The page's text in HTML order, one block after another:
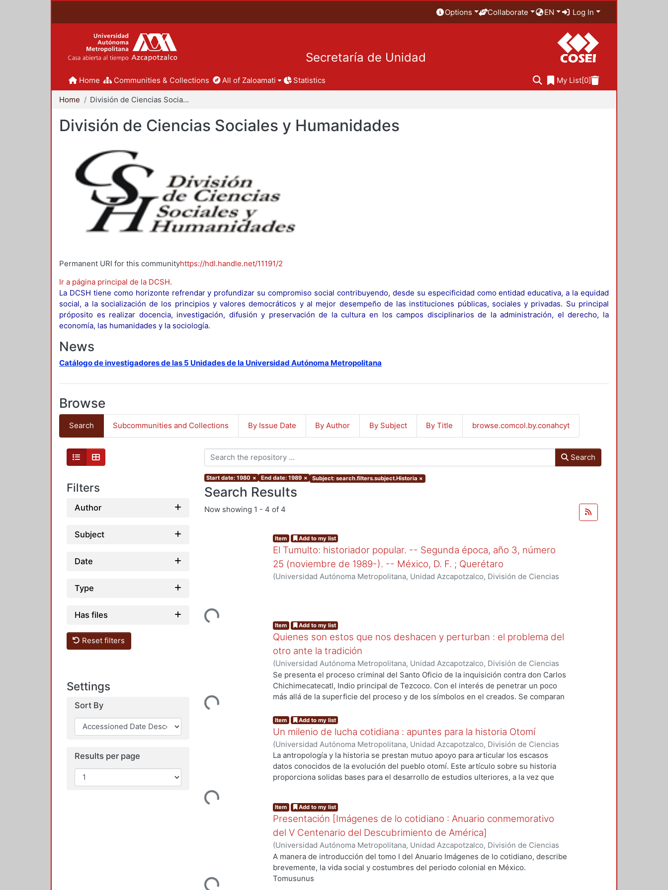
Options Collaborate EN Log In
Secretaría de Unidad
Home Communities & Collections All of Zaloamati Statistics My List[0]
Home División de Ciencias Sociales y Humanidades
División de Ciencias Sociales y Humanidades
Permanent URI for this communityhttps://hdl.handle.net/11191/2
Ir a página principal de la DCSH.
La DCSH tiene como horizonte refrendar y profundizar su compromiso social contribuyendo, desde su especificidad como entidad educativa, a la equidad
social, a la socialización de los principios y valores democráticos y al mejor desempeño de las instituciones públicas, sociales y privadas. Su principal
próposito es realizar docencia, investigación, difusión y preservación de la cultura en los campos disciplinarios de la administración, el derecho, la
economía, las humanidades y la sociología.
News
Catálogo de investigadores de las 5 Unidades de la Universidad Autónoma Metropolitana
Browse
Search Subcommunities and Collections By Issue Date By Author By Subject By Title browse.comcol.by.conahcyt
Filters
Author
Subject
Date
Type
Has files
Reset filters
Settings
Sort By
Results per page
Search
Start date: 1980 × End date: 1989 × Subject: search.filters.subject.Historia ×
Search Results
Now showing 1 - 4 of 4
Loading...
Item Add to my list
El Tumulto: historiador popular. -- Segunda época, año 3, número
25 (noviembre de 1989-). -- México, D. F. ; Querétaro
(Universidad Autónoma Metropolitana, Unidad Azcapotzalco, División de Ciencias
Loading...
Item Add to my list
Quienes son estos que nos deshacen y perturban : el problema del
otro ante la tradición
(Universidad Autónoma Metropolitana, Unidad Azcapotzalco, División de Ciencias
Sociales y Humanidades, Departamento de Humanidades, Área de Historia de
México,1989)Pappe Willenegger, Silvia
Se presenta el proceso criminal del Santo Oficio de la inquisición contra don Carlos
Chichimecatecatl, Indio principal de Tezcoco. Con el interés de penetrar un poco
más allá de la superficie del proceso y de los símbolos en el creados. Se comparan
conquistadores y colonizadores de la Nueva España. Se revisan aquí algunos
elementos de la visión del mundo y de las pretensiones de cada una de las partes.
La personalidad de don Carlos aparece como fruto del conflicto entre dos
tradiciones y dos formas de vida. Lo que él pretende es que las conquistas no
modifiquen la estructura de la sociedad y que la vida cotidiana conserve sus
tradiciones.Tomusunus
Loading...
Item Add to my list
Un milenio de lucha cotidiana : apuntes para la historia Otomí
(Universidad Autónoma Metropolitana, Unidad Azcapotzalco, División de Ciencias
Sociales y Humanidades, Departamento de Humanidades, Área de Historia de
México,1989)Escalante, Pablo
La antropología y la historia se prestan mutuo apoyo para articular los escasos
datos conocidos de la evolución del pueblo otomí. Este artículo sobre su historia
proporciona solidas bases para el desarrollo de estudios ulteriores, a la vez que
mujeres de Axacuba. Tomusunus
Loading...
Item Add to my list
Presentación [Imágenes de lo cotidiano : Anuario conmemorativo
del V Centenario del Descubrimiento de América]
(Universidad Autónoma Metropolitana, Unidad Azcapotzalco, División de Ciencias
Sociales y Humanidades, Departamento de Humanidades, Área de Historia de
México,1989 )Gonzalbo, Pilar
A manera de introducción del tomo I del Anuario Imágenes de lo cotidiano, describe
brevemente, la vida social y costumbres del periodo colonial en México.
Tomusunus